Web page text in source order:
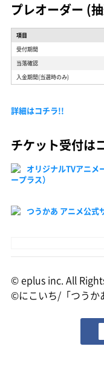
プレオーダー (
項目
受付期間
当落確認
入金期間(当選時のみ)
詳細はコチラ!!
チケット受付は
オリジナルTVアニメ
ープラス）
つうかあ アニメ公式
© eplus inc. All
©にこいち/「つうか